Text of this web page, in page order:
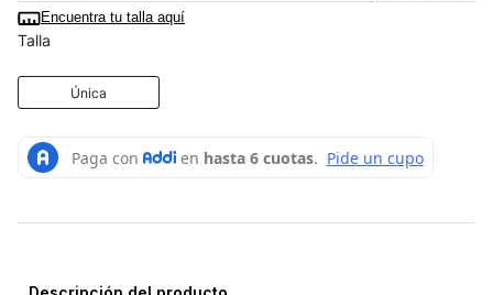
Encuentra tu talla aquí
Talla
Única